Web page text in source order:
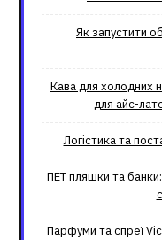
Як запустити
Кава для холодних
для айс-
Логістика та
ПЕТ пляшки та
Парфуми та спреї